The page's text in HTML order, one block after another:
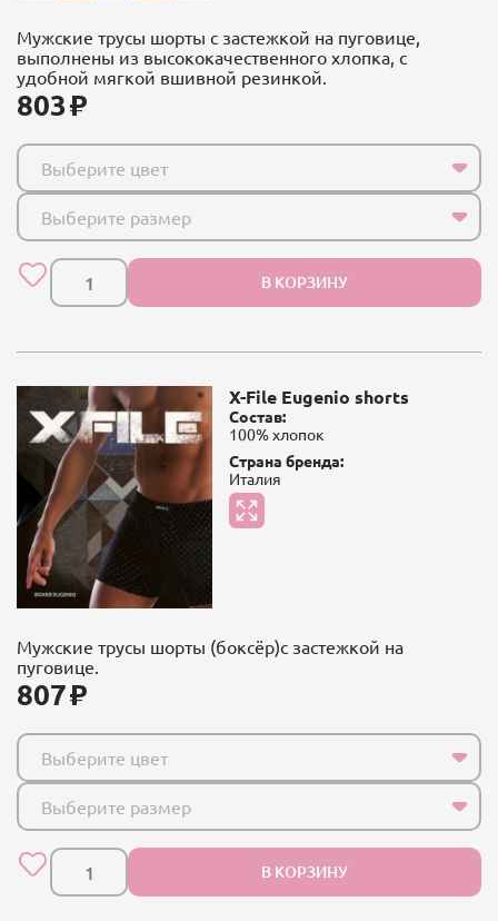
Мужские трусы шорты с застежкой на пуговице,
выполнены из высококачественного хлопка, с
удобной мягкой вшивной резинкой.
803
Выберите цвет
Выберите размер
В КОРЗИНУ
X-File Eugenio shorts
Состав:
100% хлопок
Страна бренда:
Италия
Мужские трусы шорты (боксёр)с застежкой на
пуговице.
807
Выберите цвет
Выберите размер
В КОРЗИНУ